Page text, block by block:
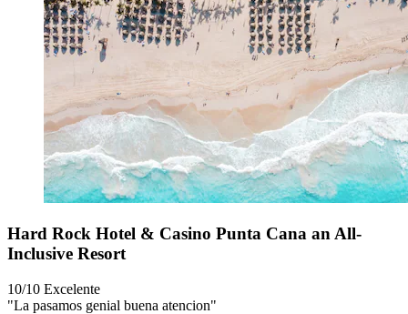
Hard Rock Hotel & Casino Punta Cana an All-
Inclusive Resort
10/10 Excelente
"La pasamos genial buena atencion"